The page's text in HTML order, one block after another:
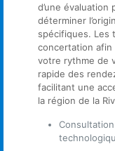
d’une évaluation
déterminer
spécifiques. Les
concertation afin
votre rythme de
rapide des
facilitant une
la région de la